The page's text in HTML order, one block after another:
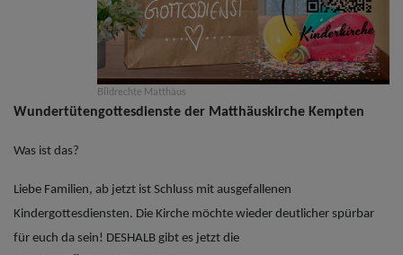
Bildrechte Matthäus
Wundertütengottesdienste der Matthäuskirche Kempten
Was ist das?
Liebe Familien, ab jetzt ist Schluss mit ausgefallenen
Kindergottesdiensten. Die Kirche möchte wieder deutlicher spürbar
für euch da sein! DESHALB gibt es jetzt die